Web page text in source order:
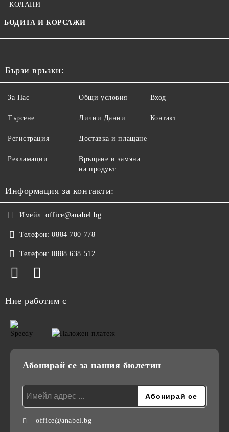
КОЛАНИ
БОДИТА И КОРСАЖИ
Бързи връзки:
За Нас
Търсене
Регистрация
Рекламации
Общи условия
Лични Данни
Доставка и плащане
Връщане и замяна
на продукт
Вход
Контакт
Информация за контакти:
Имейл: office@anabel.bg
Телефон: 0884 700 778
Телефон: 0888 638 512
Ние работим с
Абонирай се за нашия бюлетин
office@anabel.bg